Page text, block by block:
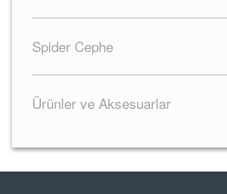
Spider Cephe
Ürünler ve Aksesuarlar